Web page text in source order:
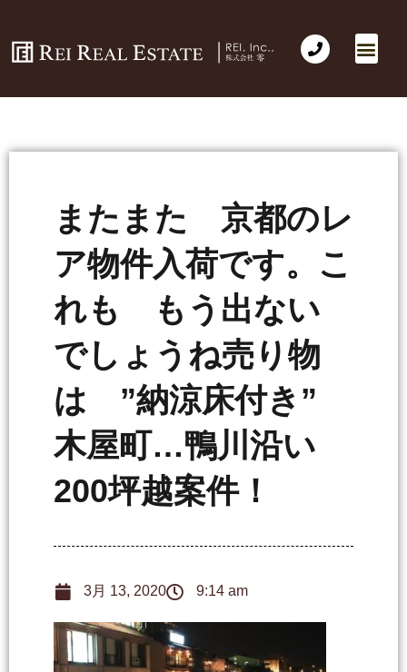
またまた 京都のレ
ア物件入荷です。こ
れも もう出ない
でしょうね売り物
は ”納涼床付き”
木屋町…鴨川沿い
200坪越案件！
3月 13, 2020 9:14 am